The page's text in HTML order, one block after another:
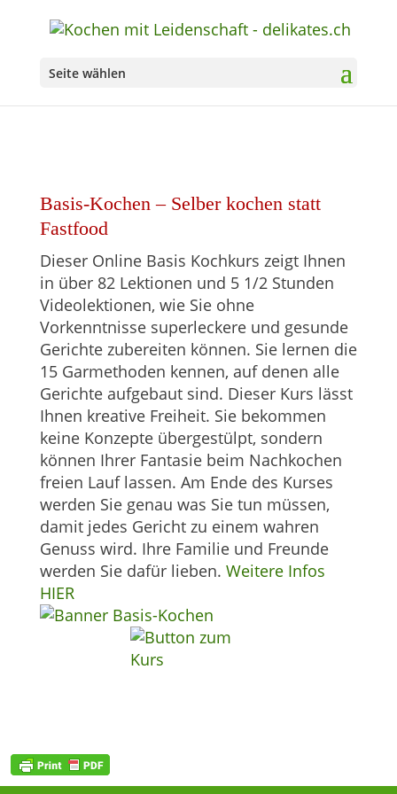
Seite wählen
Basis-Kochen – Selber kochen statt
Fastfood
Dieser Online Basis Kochkurs zeigt Ihnen
in über 82 Lektionen und 5 1/2 Stunden
Videolektionen, wie Sie ohne
Vorkenntnisse superleckere und gesunde
Gerichte zubereiten können. Sie lernen die
15 Garmethoden kennen, auf denen alle
Gerichte aufgebaut sind. Dieser Kurs lässt
Ihnen kreative Freiheit. Sie bekommen
keine Konzepte übergestülpt, sondern
können Ihrer Fantasie beim Nachkochen
freien Lauf lassen. Am Ende des Kurses
werden Sie genau was Sie tun müssen,
damit jedes Gericht zu einem wahren
Genuss wird. Ihre Familie und Freunde
werden Sie dafür lieben. Weitere Infos
HIER